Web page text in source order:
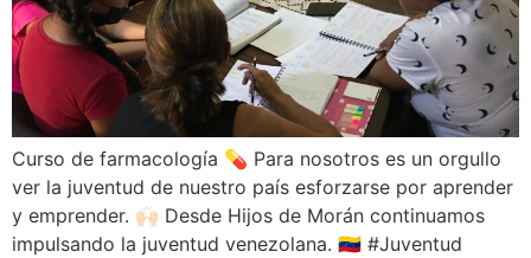
Curso de farmacología 💊 Para nosotros es un orgullo
ver la juventud de nuestro país esforzarse por aprender
y emprender. 🙌🏻 Desde Hijos de Morán continuamos
impulsando la juventud venezolana. 🇻🇪 #Juventud